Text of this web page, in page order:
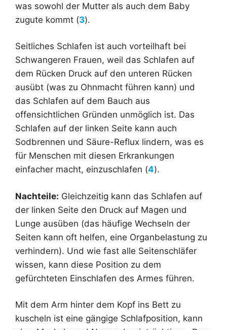
was sowohl der Mutter als auch dem Baby
zugute kommt (3).
Seitliches Schlafen ist auch vorteilhaft bei
Schwangeren Frauen, weil das Schlafen auf
dem Rücken Druck auf den unteren Rücken
ausübt (was zu Ohnmacht führen kann) und
das Schlafen auf dem Bauch aus
offensichtlichen Gründen unmöglich ist. Das
Schlafen auf der linken Seite kann auch
Sodbrennen und Säure-Reflux lindern, was es
für Menschen mit diesen Erkrankungen
einfacher macht, einzuschlafen (4).
Nachteile: Gleichzeitig kann das Schlafen auf
der linken Seite den Druck auf Magen und
Lunge ausüben (das häufige Wechseln der
Seiten kann oft helfen, eine Organbelastung zu
verhindern). Und wie fast alle Seitenschläfer
wissen, kann diese Position zu dem
gefürchteten Einschlafen des Armes führen.
Mit dem Arm hinter dem Kopf ins Bett zu
kuscheln ist eine gängige Schlafposition, kann